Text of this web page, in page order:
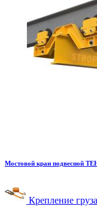
Мостовой кран подвесной
Крепление груза